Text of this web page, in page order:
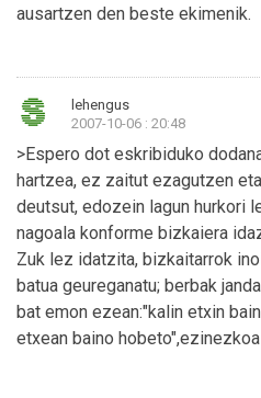
ausartzen den beste ekimenik.
lehengus
2007-10-06 : 20:48
>Espero dot eskribiduko
hartzea, ez zaitut ezagutzen
deutsut, edozein lagun hurkori
nagoala konforme bizkaiera
Zuk lez idatzita, bizkaitarrok
batua geureganatu; berbak
bat emon ezean:"kalin etxin
etxean baino